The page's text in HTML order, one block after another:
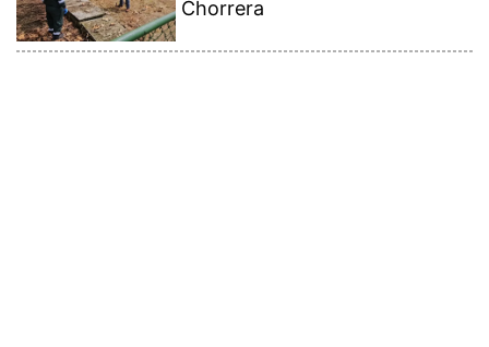
Chorrera